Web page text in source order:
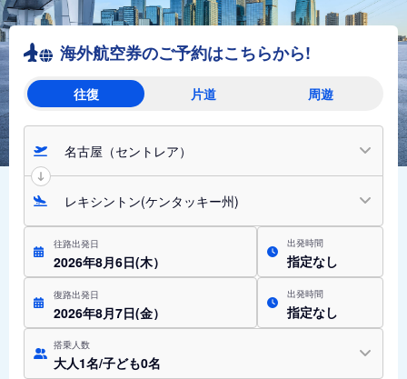
海外航空券のご予約はこちらから!
往復 片道 周遊
名古屋（セントレア）
レキシントン(ケンタッキー州)
往路出発日
2026年8月6日(木）
出発時間
指定なし
復路出発日
2026年8月7日(金）
出発時間
指定なし
搭乗人数
大人1名/子ども0名